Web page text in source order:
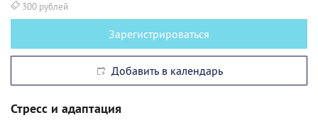
300 рублей
Зарегистрироваться
Добавить в календарь
Стресс и адаптация